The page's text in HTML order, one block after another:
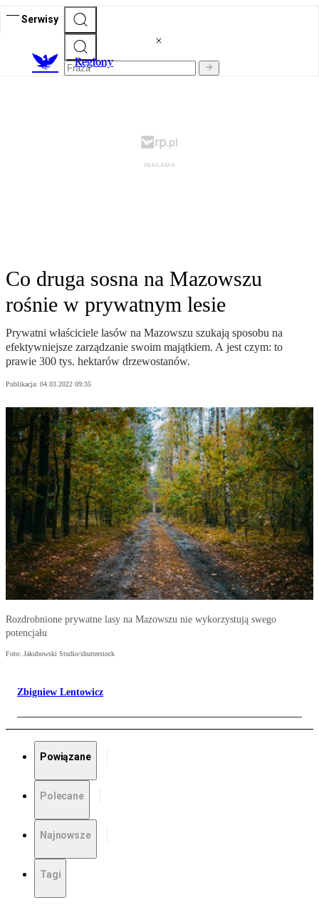
Serwisy
Regiony
Co druga sosna na Mazowszu
rośnie w prywatnym lesie
Prywatni właściciele lasów na Mazowszu szukają sposobu na
efektywniejsze zarządzanie swoim majątkiem. A jest czym: to
prawie 300 tys. hektarów drzewostanów.
Publikacja: 04.03.2022 09:35
Rozdrobnione prywatne lasy na Mazowszu nie wykorzystują swego
potencjału
Foto: Jakubowski Studio/shutterstock
Zbigniew Lentowicz
Powiązane
Polecane
Najnowsze
Tagi